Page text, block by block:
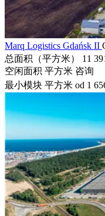
Marq Logistics Gdańsk II
总面积（平方米）
11
空闲面积 平方米 咨询
最小模块 平方米 od 1